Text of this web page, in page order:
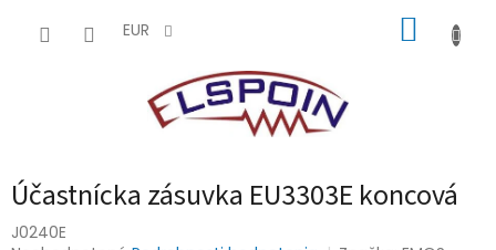
EUR
Účastnícka zásuvka EU3303E koncová
J0240E